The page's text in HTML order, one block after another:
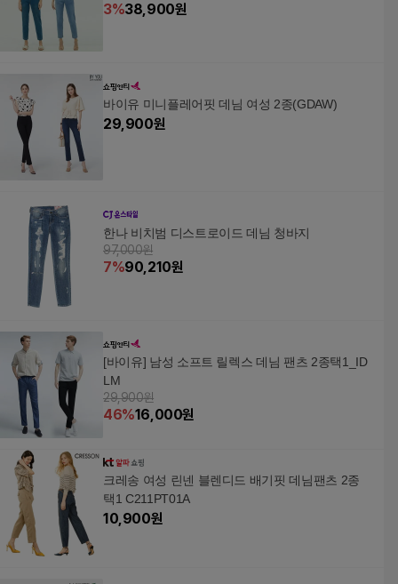
3%38,900원
바이유 미니플레어핏 데님 여성 2종(GDAW)
29,900원
한나 비치범 디스트로이드 데님 청바지
97,000원
7%90,210원
[바이유] 남성 소프트 릴렉스 데님 팬츠 2종택1_ID
LM
29,900원
46%16,000원
크레송 여성 린넨 블렌디드 배기핏 데님팬츠 2종
택1 C211PT01A
10,900원